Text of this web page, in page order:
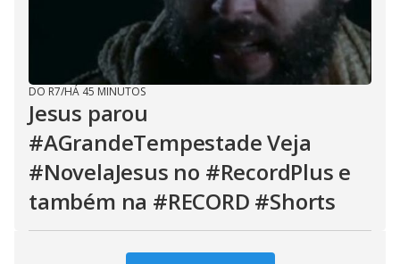
DO R7/HÁ 45 MINUTOS
Jesus parou
#AGrandeTempestade Veja
#NovelaJesus no #RecordPlus e
também na #RECORD #Shorts